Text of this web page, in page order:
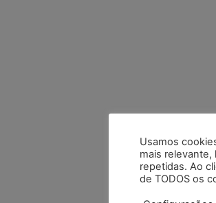
Usamos
mais
repetidas. Ao
de TODOS os